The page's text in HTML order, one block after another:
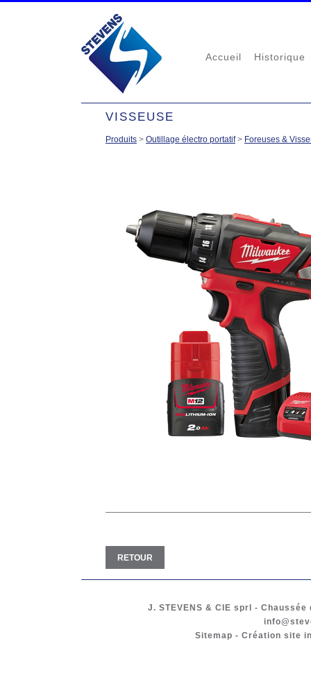
Accueil Historique
VISSEUSE
Produits > Outillage électro portatif> Foreuses &
RETOUR
J. STEVENS & CIE sprl - Chaussée
Sitemap - Création site